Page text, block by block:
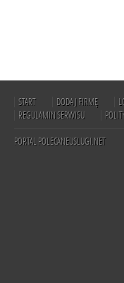
START DODAJ FIRMĘ
REGULAMIN SERWISU
PORTAL POLECANEUSLUGI.NET